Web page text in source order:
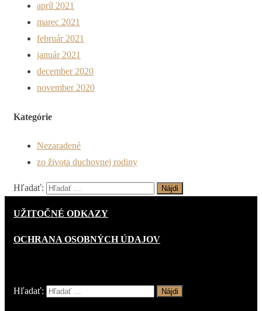
apríl 2021
marec 2021
február 2021
január 2021
december 2020
november 2020
Kategórie
Nezaradené
zo života duchovnej rodiny
Hľadať:
UŽITOČNÉ ODKAZY
OCHRANA OSOBNÝCH ÚDAJOV
Hľadať: